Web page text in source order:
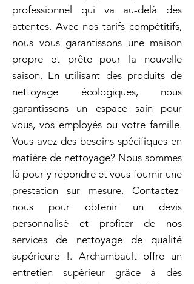
professionnel qui va au-delà des
attentes. Avec nos tarifs compétitifs,
nous vous garantissons une maison
propre et prête pour la nouvelle
saison. En utilisant des produits de
nettoyage écologiques, nous
garantissons un espace sain pour
vous, vos employés ou votre famille.
Vous avez des besoins spécifiques en
matière de nettoyage? Nous sommes
là pour y répondre et vous fournir une
prestation sur mesure. Contactez-
nous pour obtenir un devis
personnalisé et profiter de nos
services de nettoyage de qualité
supérieure !. Archambault offre un
entretien supérieur grâce à des